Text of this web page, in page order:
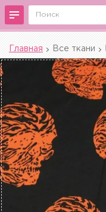
Главная Все ткани